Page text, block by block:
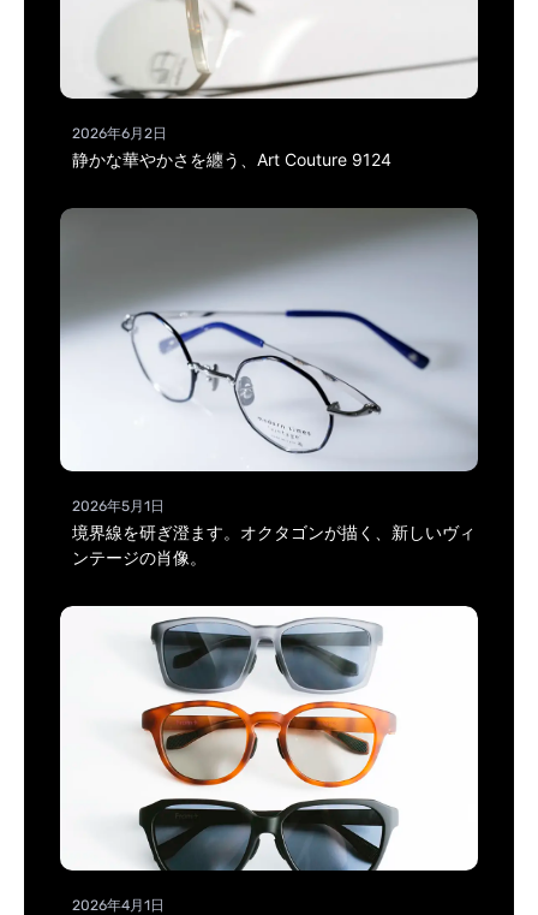
2026年6月2日
静かな華やかさを纏う、Art Couture 9124
2026年5月1日
境界線を研ぎ澄ます。オクタゴンが描く、新しいヴィ
ンテージの肖像。
2026年4月1日